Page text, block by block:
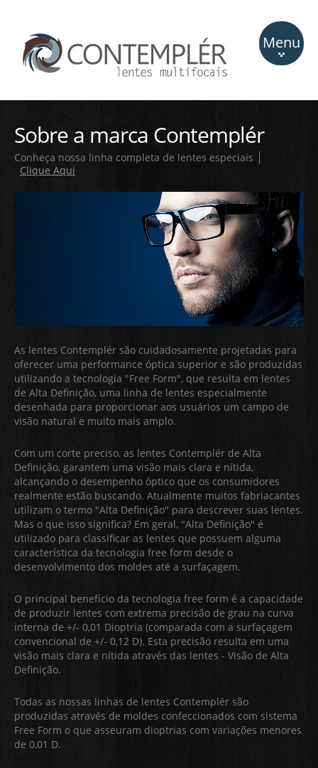
Menu
Lentes
Dicas
Contato
Sobre a marca Contemplér
Conheça nossa linha completa de lentes especiais
Clique Aqui
As lentes Contemplér são cuidadosamente projetadas para
oferecer uma performance óptica superior e são produzidas
utilizando a tecnologia "Free Form", que resulta em lentes
de Alta Definição, uma linha de lentes especialmente
desenhada para proporcionar aos usuários um campo de
visão natural e muito mais amplo.
Com um corte preciso, as lentes Contemplér de Alta
Definição, garantem uma visão mais clara e nítida,
alcançando o desempenho óptico que os consumidores
realmente estão buscando. Atualmente muitos fabriacantes
utilizam o termo "Alta Definição" para descrever suas lentes.
Mas o que isso significa? Em geral, "Alta Definição" é
utilizado para classificar as lentes que possuem alguma
característica da tecnologia free form desde o
desenvolvimento dos moldes até a surfaçagem.
O principal benefício da tecnologia free form é a capacidade
de produzir lentes com extrema precisão de grau na curva
interna de +/- 0,01 Dioptria (comparada com a surfaçagem
convencional de +/- 0,12 D). Esta precisão resulta em uma
visão mais clara e nítida através das lentes - Visão de Alta
Definição.
Todas as nossas linhas de lentes Contemplér são
produzidas através de moldes confeccionados com sistema
Free Form o que asseuram dioptrias com variações menores
de 0,01 D.